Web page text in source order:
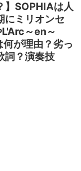
】SOPHIAは人
にミリオンセ
～en～
が理由？劣っ
詞？演奏技